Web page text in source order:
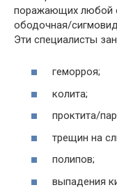
поражающих любой
ободочная/
Эти специалисты
геморроя;
колита;
проктита/
трещин на
полипов;
выпадения